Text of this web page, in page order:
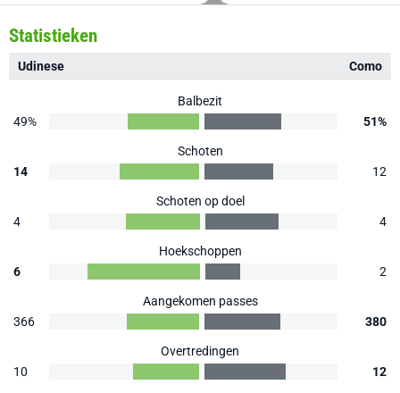
Statistieken
Udinese Como
Balbezit
49%
51%
Schoten
14
12
Schoten op doel
4
4
Hoekschoppen
6
2
Aangekomen passes
366
380
Overtredingen
10
12